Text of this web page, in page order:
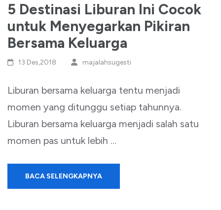
5 Destinasi Liburan Ini Cocok
untuk Menyegarkan Pikiran
Bersama Keluarga
13 Des,2018 majalahsugesti
Liburan bersama keluarga tentu menjadi
momen yang ditunggu setiap tahunnya.
Liburan bersama keluarga menjadi salah satu
momen pas untuk lebih …
BACA SELENGKAPNYA